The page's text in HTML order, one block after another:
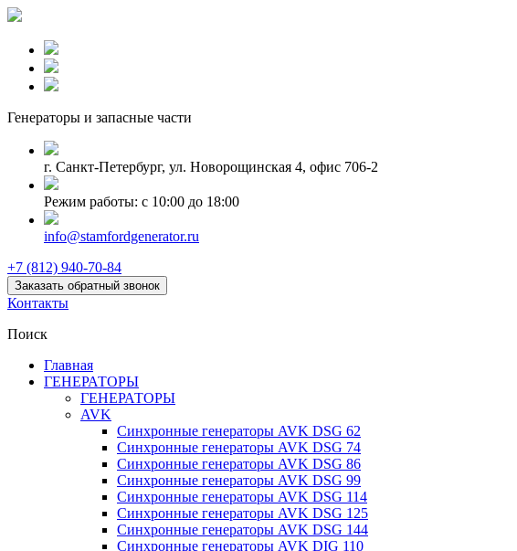
Генераторы и запаcные части
г. Санкт-Петербург, ул. Новорощинская 4, офис 706-2
Режим работы: с 10:00 до 18:00
info@stamfordgenerator.ru
+7 (812) 940-70-84
Заказать обратный звонок
Контакты
Поиск
Главная
ГЕНЕРАТОРЫ
ГЕНЕРАТОРЫ
AVK
Синхронные генераторы AVK DSG 62
Синхронные генераторы AVK DSG 74
Синхронные генераторы AVK DSG 86
Синхронные генераторы AVK DSG 99
Синхронные генераторы AVK DSG 114
Синхронные генераторы AVK DSG 125
Синхронные генераторы AVK DSG 144
Синхронные генераторы AVK DIG 110